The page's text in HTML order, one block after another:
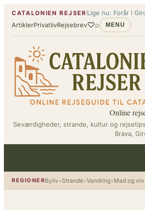
Spring
indhold
CATALONIEN REJSER Lige nu: Forår i
ArtiklerPrivatlivRejsebrev♡⌕ MENU
Online
Seværdigheder, strande, kultur og
Brava,
REGIONERByliv• Strande•Vandring• Mad og vin